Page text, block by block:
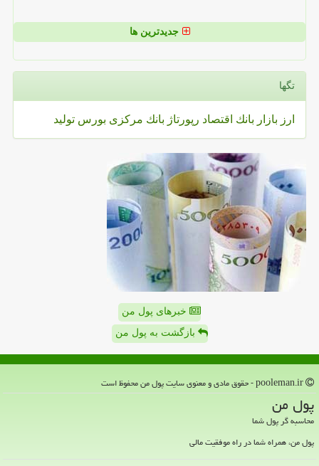
جدیدترین ها
تگها
ارز بازار بانك اقتصاد رپورتاژ بانك مركزی بورس تولید
خبرهای پول من
بازگشت به پول من
پول من
محاسبه گر پول شما
پول من، همراه شما در راه موفقیت مالی